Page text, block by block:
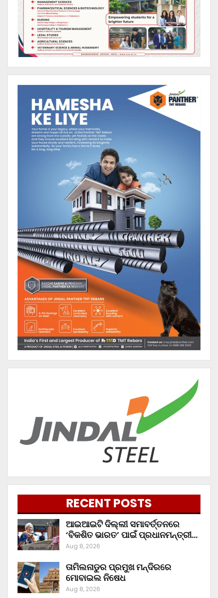
RECENT POSTS
ଆଇଆଇଟି ଦିଲ୍ଲୀ ସମାବର୍ତ୍ତନରେ
‘ବିକଶିତ ଭାରତ’ ପାଇଁ ପ୍ରଧାନମନ୍ତ୍ରୀ…
Aug 8, 2026
ତାମିଲନାଡୁର ପ୍ରମୁଖ ମନ୍ଦିରରେ
ମୋବାଇଲ ନିଷେଧ
Aug 8, 2026